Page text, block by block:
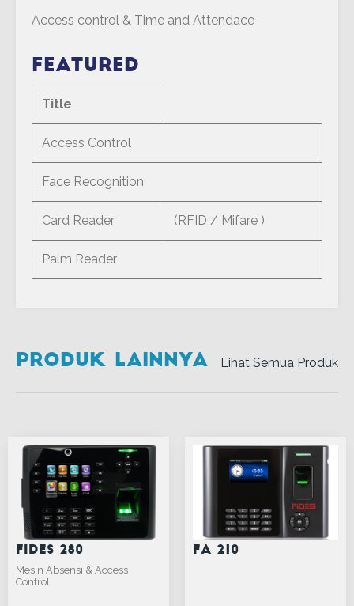
Access control & Time and Attendace
Featured
Title
Access Control
Face Recognition
Card Reader (RFID / Mifare )
Palm Reader
Produk Lainnya Lihat Semua Produk
Fides 280
Mesin Absensi & Access
Control
FA 210